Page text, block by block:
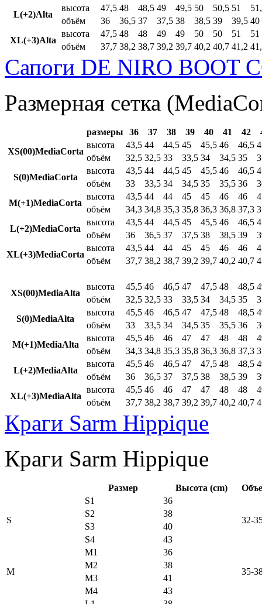
L(+2)Alta
высота 47,5 48 48,5 49 49,5 50 50,5 51
объём
36 36,5 37 37,5 38 38,5 39 39,5 40
XL(+3)Alta
высота 47,5 48 48 49 49 50 50 51
51
объём
37,7 38,2 38,7 39,2 39,7 40,2 40,7 41,2
Сапоги DE NIRO BOOT
Размерная сетка
размеры 36 37 38 39 40 41 42
XS(00)MediaCorta
высота 43,5 44 44,5 45 45,5 46 46,5
объём
32,5 32,5 33 33,5 34 34,5 35
S(0)MediaCorta
высота 43,5 44 44,5 45 45,5 46 46,5
объём
33 33,5 34 34,5 35 35,5 36
M(+1)MediaCorta
высота 43,5 44 44 45 45 46 46
объём
34,3 34,8 35,3 35,8 36,3 36,8 37,3
L(+2)MediaCorta
высота 43,5 44 44,5 45 45,5 46 46,5
объём
36 36,5 37 37,5 38 38,5 39
XL(+3)MediaCorta
высота 43,5 44 44 45 45 46 46
объём
37,7 38,2 38,7 39,2 39,7 40,2 40,7
XS(00)MediaAlta
высота 45,5 46 46,5 47 47,5 48 48,5
объём
32,5 32,5 33 33,5 34 34,5 35
S(0)MediaAlta
высота 45,5 46 46,5 47 47,5 48 48,5
объём
33 33,5 34 34,5 35 35,5 36
M(+1)MediaAlta
высота 45,5 46 46 47 47 48 48
объём
34,3 34,8 35,3 35,8 36,3 36,8 37,3
L(+2)MediaAlta
высота 45,5 46 46,5 47 47,5 48 48,5
объём
36 36,5 37 37,5 38 38,5 39
XL(+3)MediaAlta
высота 45,5 46 46 47 47 48 48
объём
37,7 38,2 38,7 39,2 39,7 40,2 40,7
Краги Sarm Hippique
Краги Sarm Hippique
Размер Высота (cm)
S
S1
36
32-
S2
38
S3
40
S4
43
M
M1
36
35-
M2
38
M3
41
M4
43